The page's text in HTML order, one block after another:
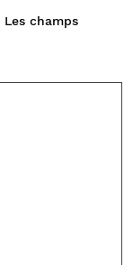
Les champs